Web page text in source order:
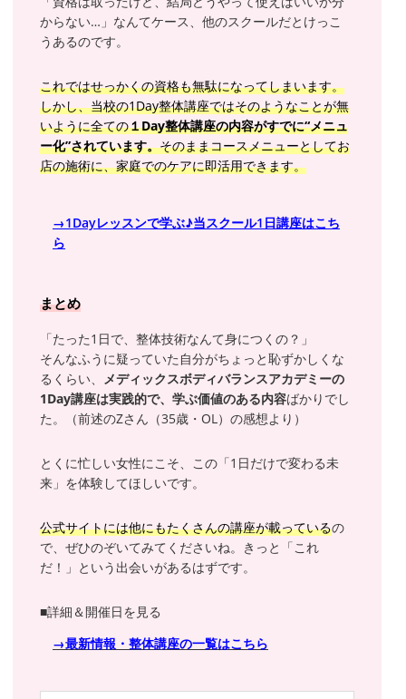
からない…」なんてケース、他のスクールだとけっこ
うあるのです。
これではせっかくの資格も無駄になってしまいます。
しかし、当校の1Day整体講座ではそのようなことが無
いように全ての１Day整体講座の内容がすでに“メニュ
ー化”されています。そのままコースメニューとしてお
店の施術に、家庭でのケアに即活用できます。
→1Dayレッスンで学ぶ♪当スクール1日講座はこち
ら
まとめ
「たった1日で、整体技術なんて身につくの？」
そんなふうに疑っていた自分がちょっと恥ずかしくな
るくらい、 メディックスボディバランスアカデミーの
1Day講座は実践的で、学ぶ価値のある内容ばかりでし
た。（前述のZさん（35歳・OL）の感想より）
とくに忙しい女性にこそ、この「1日だけで変わる未
来」を体験してほしいです。
公式サイトには他にもたくさんの講座が載っているの
で、ぜひのぞいてみてくださいね。きっと「これ
だ！」という出会いがあるはずです。
■詳細＆開催日を見る
→最新情報・整体講座の一覧はこちら